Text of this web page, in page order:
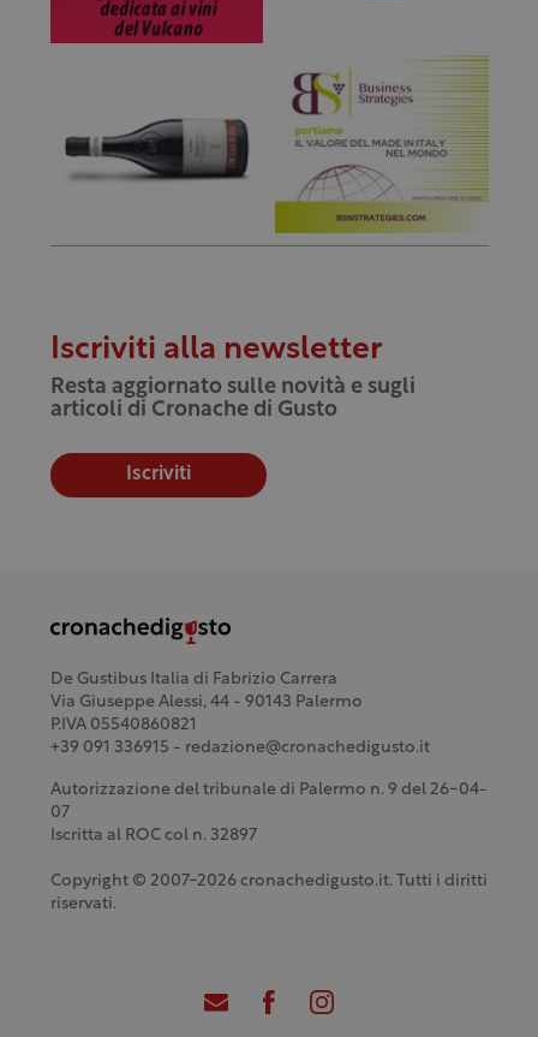
Iscriviti alla newsletter
Resta aggiornato sulle novità e sugli
articoli di Cronache di Gusto
Iscriviti
De Gustibus Italia di Fabrizio Carrera
Via Giuseppe Alessi, 44 - 90143 Palermo
P.IVA 05540860821
+39 091 336915 - redazione@cronachedigusto.it
Autorizzazione del tribunale di Palermo n. 9 del 26-04-
07
Iscritta al ROC col n. 32897
Copyright © 2007-2026 cronachedigusto.it. Tutti i diritti
riservati.